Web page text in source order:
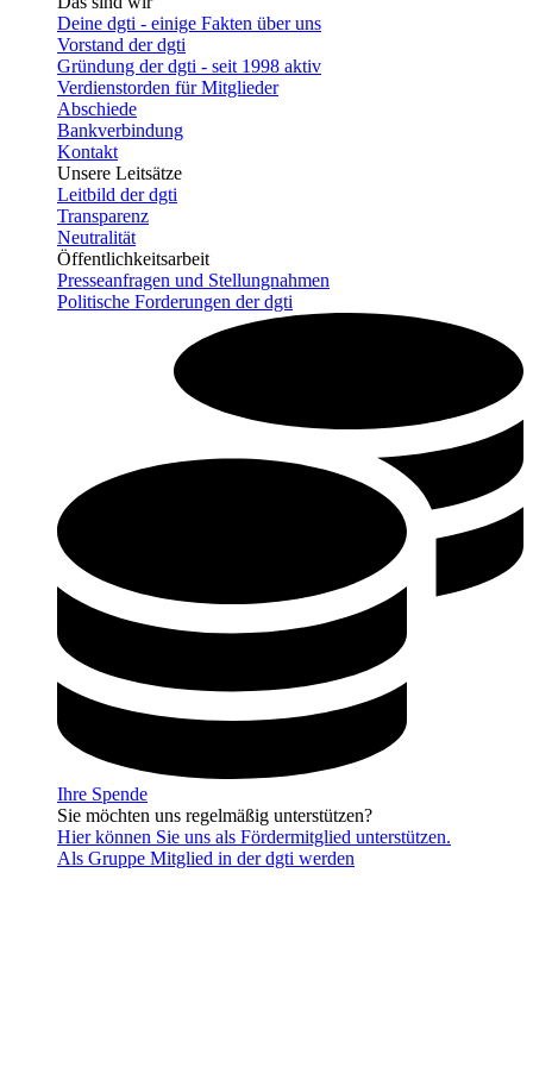
Deine dgti - einige Fakten über uns
Vorstand der dgti
Gründung der dgti - seit 1998 aktiv
Verdienstorden für Mitglieder
Abschiede
Bankverbindung
Kontakt
Unsere Leitsätze
Leitbild der dgti
Transparenz
Neutralität
Öffentlichkeitsarbeit
Presseanfragen und Stellungnahmen
Politische Forderungen der dgti
Ihre Spende
Sie möchten uns regelmäßig unterstützen?
Hier können Sie uns als Fördermitglied unterstützen.
Als Gruppe Mitglied in der dgti werden